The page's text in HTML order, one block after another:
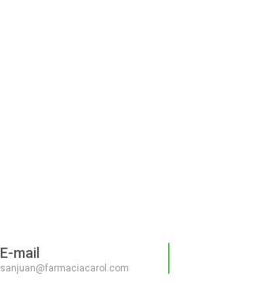
E-mail
sanjuan@farmaciacarol.com